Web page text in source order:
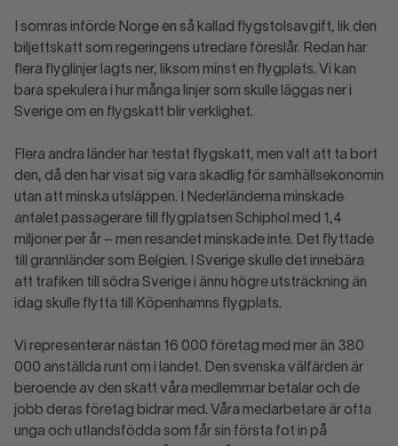
I somras införde Norge en så kallad flygstolsavgift, lik den
biljettskatt som regeringens utredare föreslår. Redan har
flera flyglinjer lagts ner, liksom minst en flygplats. Vi kan
bara spekulera i hur många linjer som skulle läggas ner i
Sverige om en flygskatt blir verklighet.
Flera andra länder har testat flygskatt, men valt att ta bort
den, då den har visat sig vara skadlig för samhällsekonomin
utan att minska utsläppen. I Nederländerna minskade
antalet passagerare till flygplatsen Schiphol med 1,4
miljoner per år – men resandet minskade inte. Det flyttade
till grannländer som Belgien. I Sverige skulle det innebära
att trafiken till södra Sverige i ännu högre utsträckning än
idag skulle flytta till Köpenhamns flygplats.
Vi representerar nästan 16 000 företag med mer än 380
000 anställda runt om i landet. Den svenska välfärden är
beroende av den skatt våra medlemmar betalar och de
jobb deras företag bidrar med. Våra medarbetare är ofta
unga och utlandsfödda som får sin första fot in på